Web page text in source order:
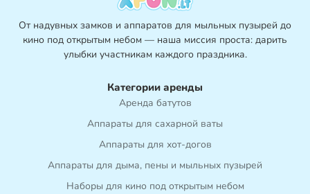
—Айсте K., Каунас
«Мы воспользовались услугами xfun.lt на празднике по
случаю окончания учебного года в детском саду —
дети были просто в восторге! Особенно всем
понравились тележка с хот-догами и аппарат для
мыльных пузырей. Спасибо, что помогли создать по-
настоящему волшебный день!»
От надувных замков и аппаратов для мыльных пузырей до
кино под открытым небом — наша миссия проста: дарить
улыбки участникам каждого праздника.
Категории аренды
Аренда батутов
Аппараты для сахарной ваты
Аппараты для хот-догов
Аппараты для дыма, пены и мыльных пузырей
Наборы для кино под открытым небом